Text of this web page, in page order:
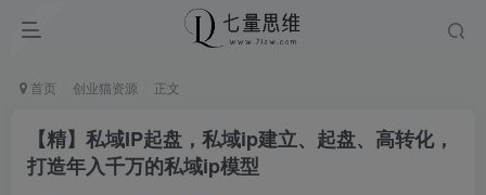
首页 创业猫资源 正文
【精】私域IP起盘，私域ip建立、起盘、高转化，
打造年入千万的私域ip模型